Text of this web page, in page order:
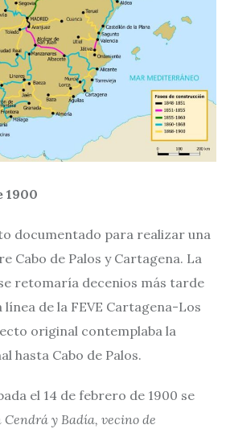
1900
documentado para realizar una
Cabo de Palos y Cartagena. La
retomaría decenios más tarde
de la FEVE Cartagena-Los
original contemplaba la
hasta Cabo de Palos.
el 14 de febrero de 1900 se
Cendrá y Badía, vecino de